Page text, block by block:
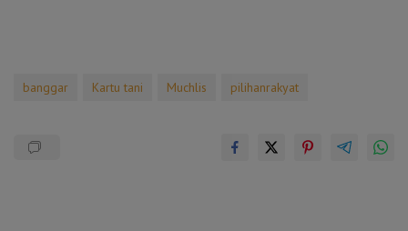
banggar Kartu tani Muchlis pilihanrakyat